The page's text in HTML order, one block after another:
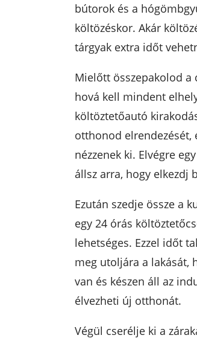
bútorok és a
költözéskor. Akár
tárgyak extra időt
Mielőtt összepakolod a
hová kell mindent
költöztetőautó
otthonod elrendezését,
nézzenek ki. Elvégre
állsz arra, hogy elkezdj
Ezután szedje össze a
egy 24 órás
lehetséges. Ezzel időt
meg utoljára a lakását,
van és készen áll az
élvezheti új otthonát.
Végül cserélje ki a